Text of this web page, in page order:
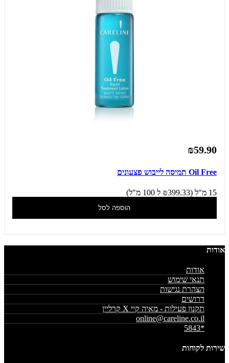
₪59.90
Oil Free תמיסה לייבוש פצעונים
15 מ"ל (₪399.33 ל 100 מ"ל)
הוספה לסל
אודות
אודות
תנאי שימוש
הצהרת נגישות
דרושים
תקנון פעילות - מאיה קיי X קרליין
online@careline.co.il
*5843
שירות לקוחות